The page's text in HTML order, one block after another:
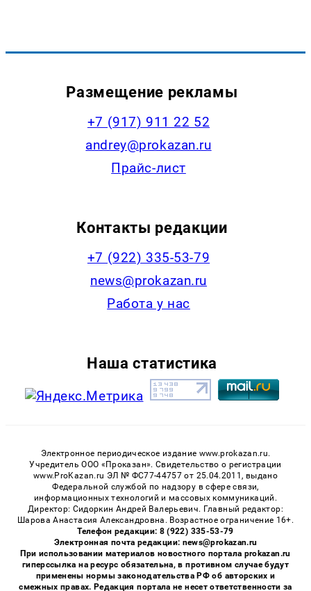
Размещение рекламы
+7 (917) 911 22 52
andrey@prokazan.ru
Прайс-лист
Контакты редакции
+7 (922) 335-53-79
news@prokazan.ru
Работа у нас
Наша статистика
Электронное периодическое издание www.prokazan.ru.
Учредитель ООО «Проказан». Cвидетельство о регистрации
www.ProKazan.ru ЭЛ № ФС77-44757 от 25.04.2011, выдано
Федеральной службой по надзору в сфере связи,
информационных технологий и массовых коммуникаций.
Директор: Сидоркин Андрей Валерьевич. Главный редактор:
Шарова Анастасия Александровна. Возрастное ограничение 16+.
Телефон редакции: 8 (922) 335-53-79
Электронная почта редакции: news@prokazan.ru
При использовании материалов новостного портала prokazan.ru
гиперссылка на ресурс обязательна, в противном случае будут
применены нормы законодательства РФ об авторских и
смежных правах. Редакция портала не несет ответственности за